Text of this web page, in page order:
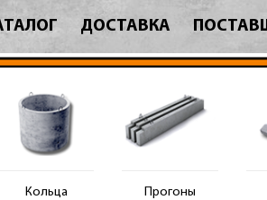
ДОСТАВКА
Кольца Прогоны